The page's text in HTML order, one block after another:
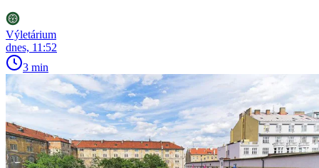
Výletárium
dnes, 11:52
3 min